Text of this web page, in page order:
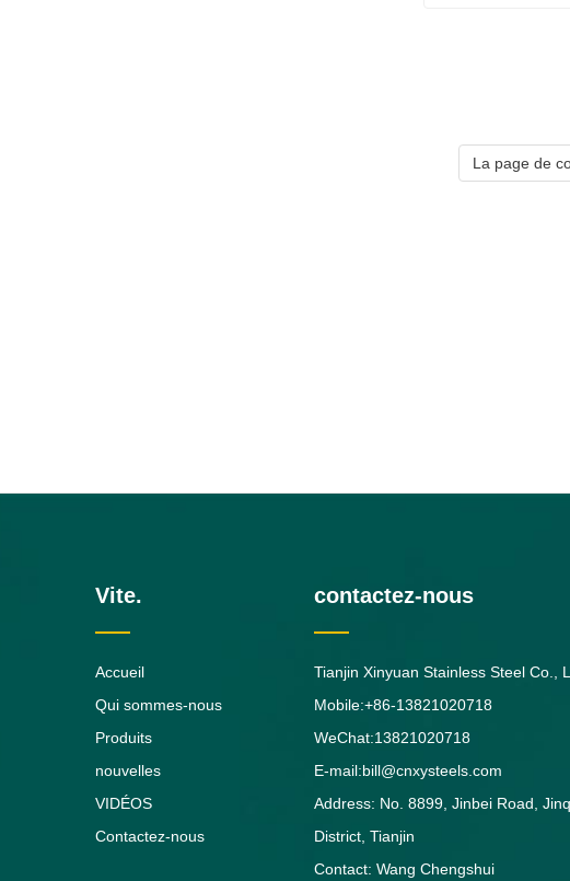
La page de
Vite.
Accueil
Qui sommes-nous
Produits
nouvelles
VIDÉOS
Contactez-nous
contactez-nous
Tianjin Xinyuan Stainless Steel Co.,
Mobile:+86-13821020718
WeChat:13821020718
E-mail:bill@cnxysteels.com
Address: No. 8899, Jinbei Road,
District, Tianjin
Contact: Wang Chengshui